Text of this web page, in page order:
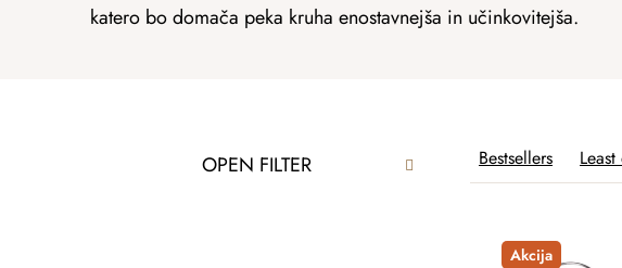
katero bo domača peka kruha enostavnejša in učinkovitejša.
OPEN FILTER P
rBestsellers
Akcija